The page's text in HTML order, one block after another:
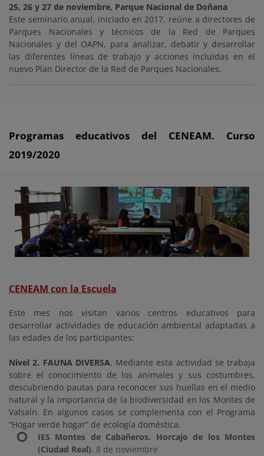
25, 26 y 27 de noviembre, Parque Nacional de Doñana
Este seminario anual, iniciado en 2017, reúne a directores de
Parques Nacionales y técnicos de la Red de Parques
Nacionales y del OAPN, para analizar, debatir y desarrollar
las diferentes líneas de trabajo y acciones incluidas en el
nuevo Plan Director de la Red de Parques Nacionales.
Programas educativos del CENEAM. Curso
2019/2020
CENEAM con la Escuela
Este mes nos visitan varios centros educativos para
desarrollar actividades de educación ambiental adaptadas a
las edades de los participantes:
Nivel 2. FAUNA DIVERSA. Mediante esta actividad se trabaja
sobre el conocimiento de los animales y sus costumbres,
descubriendo pautas para reconocer sus huellas en el medio
natural y la importancia de la biodiversidad en los Montes de
Valsaín. En algunos casos se complementa con el Programa
“Hogar verde hogar” de ecología doméstica.
IES Montes de Cabañeros. Horcajo de los Montes
(Ciudad Real). 8 de noviembre